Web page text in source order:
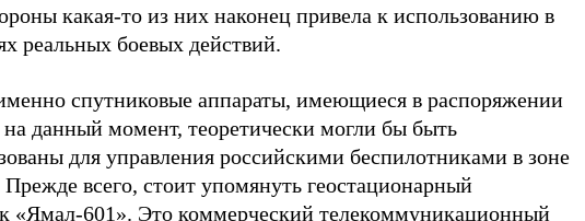
какая-то из них наконец привела к использованию в
реальных боевых действий.
спутниковые аппараты, имеющиеся в распоряжении
данный момент, теоретически могли бы быть
для управления российскими беспилотниками в зоне
всего, стоит упомянуть геостационарный
«Ямал-601». Это коммерческий телекоммуникационный